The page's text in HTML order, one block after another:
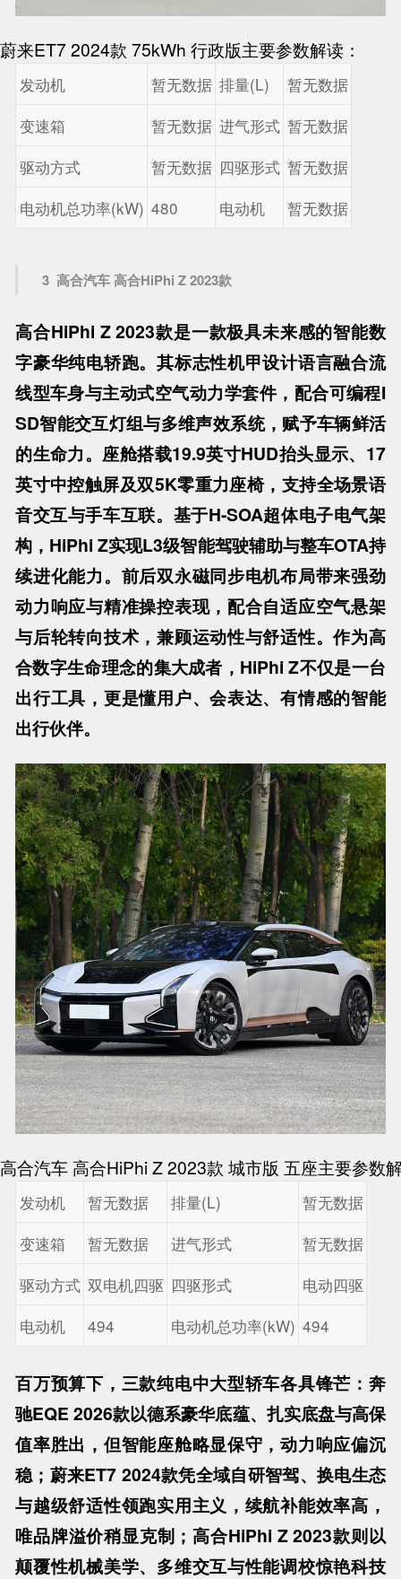
蔚来ET7 2024款 75kWh 行政版主要参数解读：
发动机 暂无数据 排量(L)
暂无数据
变速箱
暂无数据 进气形式 暂无数据
驱动方式
暂无数据 四驱形式 暂无数据
电动机总功率(kW) 480 电动机 暂无数据
3 高合汽车 高合HiPhi Z 2023款
高合HiPhi Z 2023款是一款极具未来感的智能数
字豪华纯电轿跑。其标志性机甲设计语言融合流
线型车身与主动式空气动力学套件，配合可编程I
SD智能交互灯组与多维声效系统，赋予车辆鲜活
的生命力。座舱搭载19.9英寸HUD抬头显示、17
英寸中控触屏及双5K零重力座椅，支持全场景语
音交互与手车互联。基于H-SOA超体电子电气架
构，HiPhi Z实现L3级智能驾驶辅助与整车OTA持
续进化能力。前后双永磁同步电机布局带来强劲
动力响应与精准操控表现，配合自适应空气悬架
与后轮转向技术，兼顾运动性与舒适性。作为高
合数字生命理念的集大成者，HiPhi Z不仅是一台
出行工具，更是懂用户、会表达、有情感的智能
出行伙伴。
高合汽车 高合HiPhi Z 2023款 城市版 五座主要参数
发动机 暂无数据 排量(L)
暂无数据
变速箱
暂无数据 进气形式
暂无数据
驱动方式 双电机四驱 四驱形式
电动四驱
电动机
494 电动机总功率(kW) 494
百万预算下，三款纯电中大型轿车各具锋芒：奔
驰EQE 2026款以德系豪华底蕴、扎实底盘与高保
值率胜出，但智能座舱略显保守，动力响应偏沉
稳；蔚来ET7 2024款凭全域自研智驾、换电生态
与越级舒适性领跑实用主义，续航补能效率高，
唯品牌溢价稍显克制；高合HiPhi Z 2023款则以
颠覆性机械美学、多维交互与性能调校惊艳科技